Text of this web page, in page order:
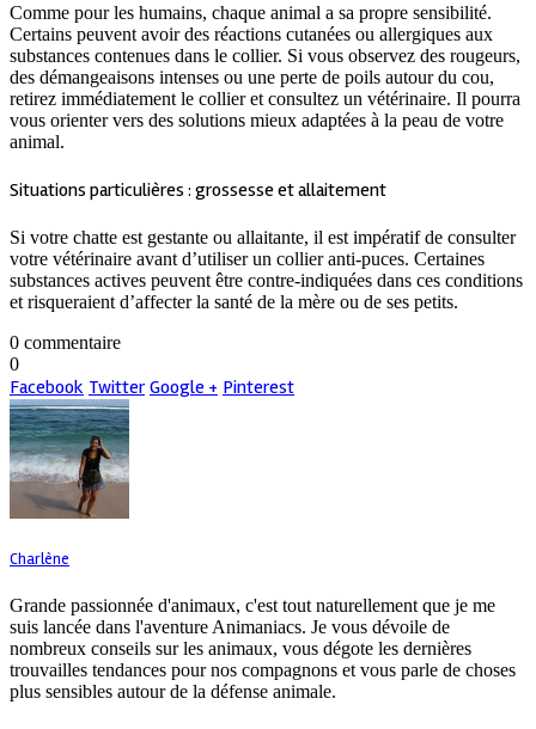
Comme pour les humains, chaque animal a sa propre sensibilité.
Certains peuvent avoir des réactions cutanées ou allergiques aux
substances contenues dans le collier. Si vous observez des rougeurs,
des démangeaisons intenses ou une perte de poils autour du cou,
retirez immédiatement le collier et consultez un vétérinaire. Il pourra
vous orienter vers des solutions mieux adaptées à la peau de votre
animal.
Situations particulières : grossesse et allaitement
Si votre chatte est gestante ou allaitante, il est impératif de consulter
votre vétérinaire avant d’utiliser un collier anti-puces. Certaines
substances actives peuvent être contre-indiquées dans ces conditions
et risqueraient d’affecter la santé de la mère ou de ses petits.
0 commentaire
0
Facebook Twitter Google + Pinterest
Charlène
Grande passionnée d'animaux, c'est tout naturellement que je me
suis lancée dans l'aventure Animaniacs. Je vous dévoile de
nombreux conseils sur les animaux, vous dégote les dernières
trouvailles tendances pour nos compagnons et vous parle de choses
plus sensibles autour de la défense animale.